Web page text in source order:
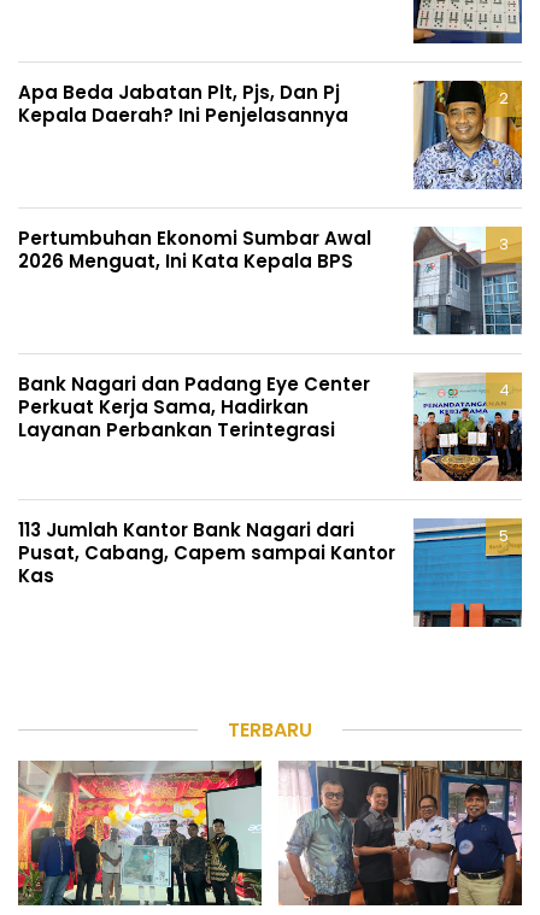
Apa Beda Jabatan Plt, Pjs, Dan Pj
Kepala Daerah? Ini Penjelasannya
Pertumbuhan Ekonomi Sumbar Awal
2026 Menguat, Ini Kata Kepala BPS
Bank Nagari dan Padang Eye Center
Perkuat Kerja Sama, Hadirkan
Layanan Perbankan Terintegrasi
113 Jumlah Kantor Bank Nagari dari
Pusat, Cabang, Capem sampai Kantor
Kas
TERBARU